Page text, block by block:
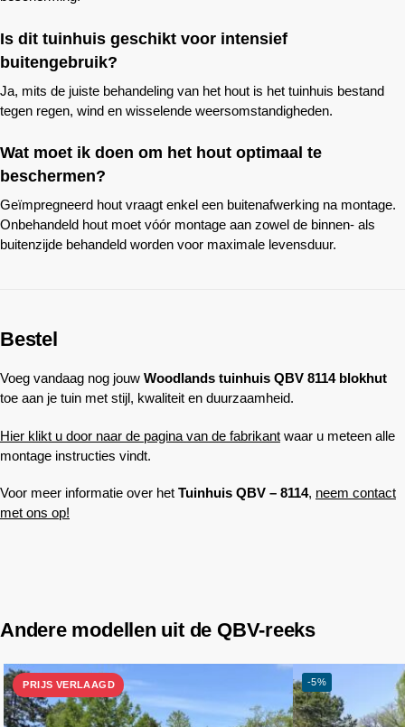
Is dit tuinhuis geschikt voor intensief
buitengebruik?
Ja, mits de juiste behandeling van het hout is het tuinhuis bestand
tegen regen, wind en wisselende weersomstandigheden.
Wat moet ik doen om het hout optimaal te
beschermen?
Geïmpregneerd hout vraagt enkel een buitenafwerking na montage.
Onbehandeld hout moet vóór montage aan zowel de binnen- als
buitenzijde behandeld worden voor maximale levensduur.
Bestel
Voeg vandaag nog jouw Woodlands tuinhuis QBV 8114 blokhut
toe aan je tuin met stijl, kwaliteit en duurzaamheid.
Hier klikt u door naar de pagina van de fabrikant waar u meteen alle
montage instructies vindt.
Voor meer informatie over het Tuinhuis QBV – 8114, neem contact
met ons op!
Andere modellen uit de QBV-reeks
-5%